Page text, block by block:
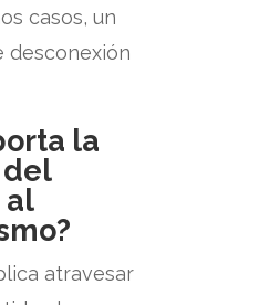
casos, un
desconexión
la
del
al
atravesar